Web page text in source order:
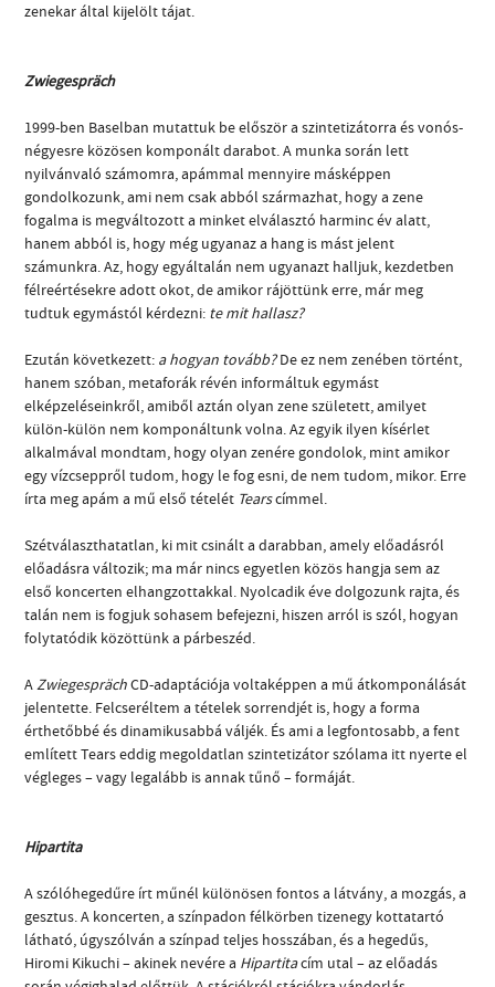
zenekar által kijelölt tájat.
Zwiegespräch
1999-ben Baselban mutattuk be először a szintetizátorra és vonós-
négyesre közösen komponált darabot. A munka során lett
nyilvánvaló számomra, apámmal mennyire másképpen
gondolkozunk, ami nem csak abból származhat, hogy a zene
fogalma is megváltozott a minket elválasztó harminc év alatt,
hanem abból is, hogy még ugyanaz a hang is mást jelent
számunkra. Az, hogy egyáltalán nem ugyanazt halljuk, kezdetben
félreértésekre adott okot, de amikor rájöttünk erre, már meg
tudtuk egymástól kérdezni: te mit hallasz?
Ezután következett: a hogyan tovább?De ez nem zenében történt,
hanem szóban, metaforák révén informáltuk egymást
elképzeléseinkről, amiből aztán olyan zene született, amilyet
külön-külön nem komponáltunk volna. Az egyik ilyen kísérlet
alkalmával mondtam, hogy olyan zenére gondolok, mint amikor
egy vízcseppről tudom, hogy le fog esni, de nem tudom, mikor. Erre
írta meg apám a mű első tételét Tearscímmel.
Szétválaszthatatlan, ki mit csinált a darabban, amely előadásról
előadásra változik; ma már nincs egyetlen közös hangja sem az
első koncerten elhangzottakkal. Nyolcadik éve dolgozunk rajta, és
talán nem is fogjuk sohasem befejezni, hiszen arról is szól, hogyan
folytatódik közöttünk a párbeszéd.
AZwiegesprächCD-adaptációja voltaképpen a mű átkomponálását
jelentette. Felcseréltem a tételek sorrendjét is, hogy a forma
érthetőbbé és dinamikusabbá váljék. És ami a legfontosabb, a fent
említett Tears eddig megoldatlan szintetizátor szólama itt nyerte el
végleges – vagy legalább is annak tűnő – formáját.
Hipartita
A szólóhegedűre írt műnél különösen fontos a látvány, a mozgás, a
gesztus. A koncerten, a színpadon félkörben tizenegy kottatartó
látható, úgyszólván a színpad teljes hosszában, és a hegedűs,
Hiromi Kikuchi – akinek nevére a Hipartitacím utal – az előadás